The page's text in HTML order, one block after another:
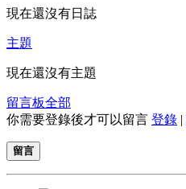
現在還沒有日誌
主題
現在還沒有主題
留言板全部
你需要登錄後才可以留言 登錄 |
留言